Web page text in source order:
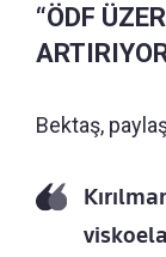
“ÖDF
Bektaş,